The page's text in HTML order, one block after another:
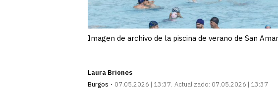
Imagen de archivo de la piscina de verano de San
Laura Briones
Burgos
07.05.2026 | 13:37 Actualizado: 07.05.2026 | 13:37